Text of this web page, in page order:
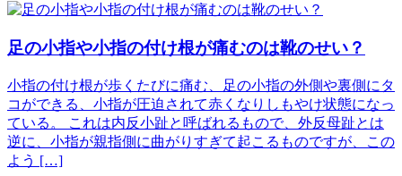
足の小指や小指の付け根が痛むのは靴のせい？
小指の付け根が歩くたびに痛む、足の小指の外側や裏側にタ
コができる、小指が圧迫されて赤くなりしもやけ状態になっ
ている。 これは内反小趾と呼ばれるもので、外反母趾とは
逆に、小指が親指側に曲がりすぎて起こるものですが、この
よう […]